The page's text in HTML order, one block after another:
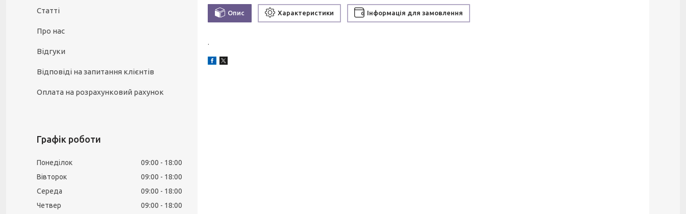
Опис Характеристики Інформація для замовлення
.
Статті
Про нас
Відгуки
Відповіді на запитання клієнтів
Оплата на розрахунковий рахунок
Графік роботи
Понеділок 09:00
18:00
Вівторок
09:00
18:00
Середа
09:00
18:00
Четвер
09:00
18:00